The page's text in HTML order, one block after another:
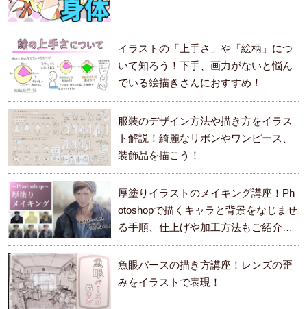
イラストの「上手さ」や「絵柄」につ
いて知ろう！下手、画力がないと悩ん
でいる絵描きさんにおすすめ！
服装のデザイン方法や描き方をイラス
ト解説！綺麗なリボンやワンピース、
装飾品を描こう！
厚塗りイラストのメイキング講座！Ph
otoshopで描くキャラと背景をなじませ
る手順、仕上げや加工方法もご紹介し
ます。
魚眼パースの描き方講座！レンズの歪
みをイラストで表現！